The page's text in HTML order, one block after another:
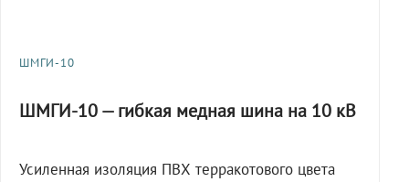
ШМГИ-10
ШМГИ-10 — гибкая медная шина на 10 кВ
Усиленная изоляция ПВХ терракотового цвета